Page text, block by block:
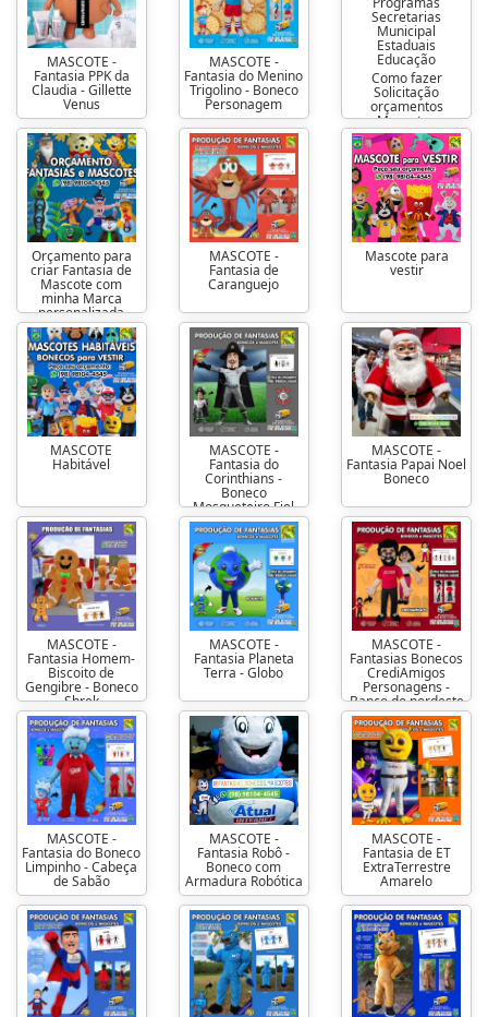
MASCOTE -
Fantasia PPK da
Claudia - Gillette
Venus
MASCOTE -
Fantasia do Menino
Trigolino - Boneco
Personagem
Como fazer
Solicitação
orçamentos
Mascotes
Programas
Secretarias
Municipal
Estaduais
Educação
Orçamento para
criar Fantasia de
Mascote com
minha Marca
personalizada
MASCOTE -
Fantasia de
Caranguejo
Mascote para
vestir
MASCOTE
Habitável
MASCOTE -
Fantasia do
Corinthians -
Boneco
Mosqueteiro Fiel
MASCOTE -
Fantasia Papai Noel
Boneco
MASCOTE -
Fantasia Homem-
Biscoito de
Gengibre - Boneco
Shrek
MASCOTE -
Fantasia Planeta
Terra - Globo
MASCOTE -
Fantasias Bonecos
CrediAmigos
Personagens -
Banco do nordeste
MASCOTE -
Fantasia do Boneco
Limpinho - Cabeça
de Sabão
MASCOTE -
Fantasia Robô -
Boneco com
Armadura Robótica
MASCOTE -
Fantasia de ET
ExtraTerrestre
Amarelo